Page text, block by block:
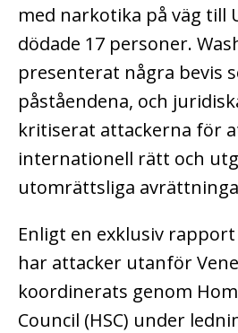
med narkotika på väg till
dödade 17 personer.
presenterat några bevis
påståendena, och
kritiserat attackerna för
internationell rätt och
utomrättsliga
Enligt en exklusiv
har attacker utanför
koordinerats genom
Council (HSC) under